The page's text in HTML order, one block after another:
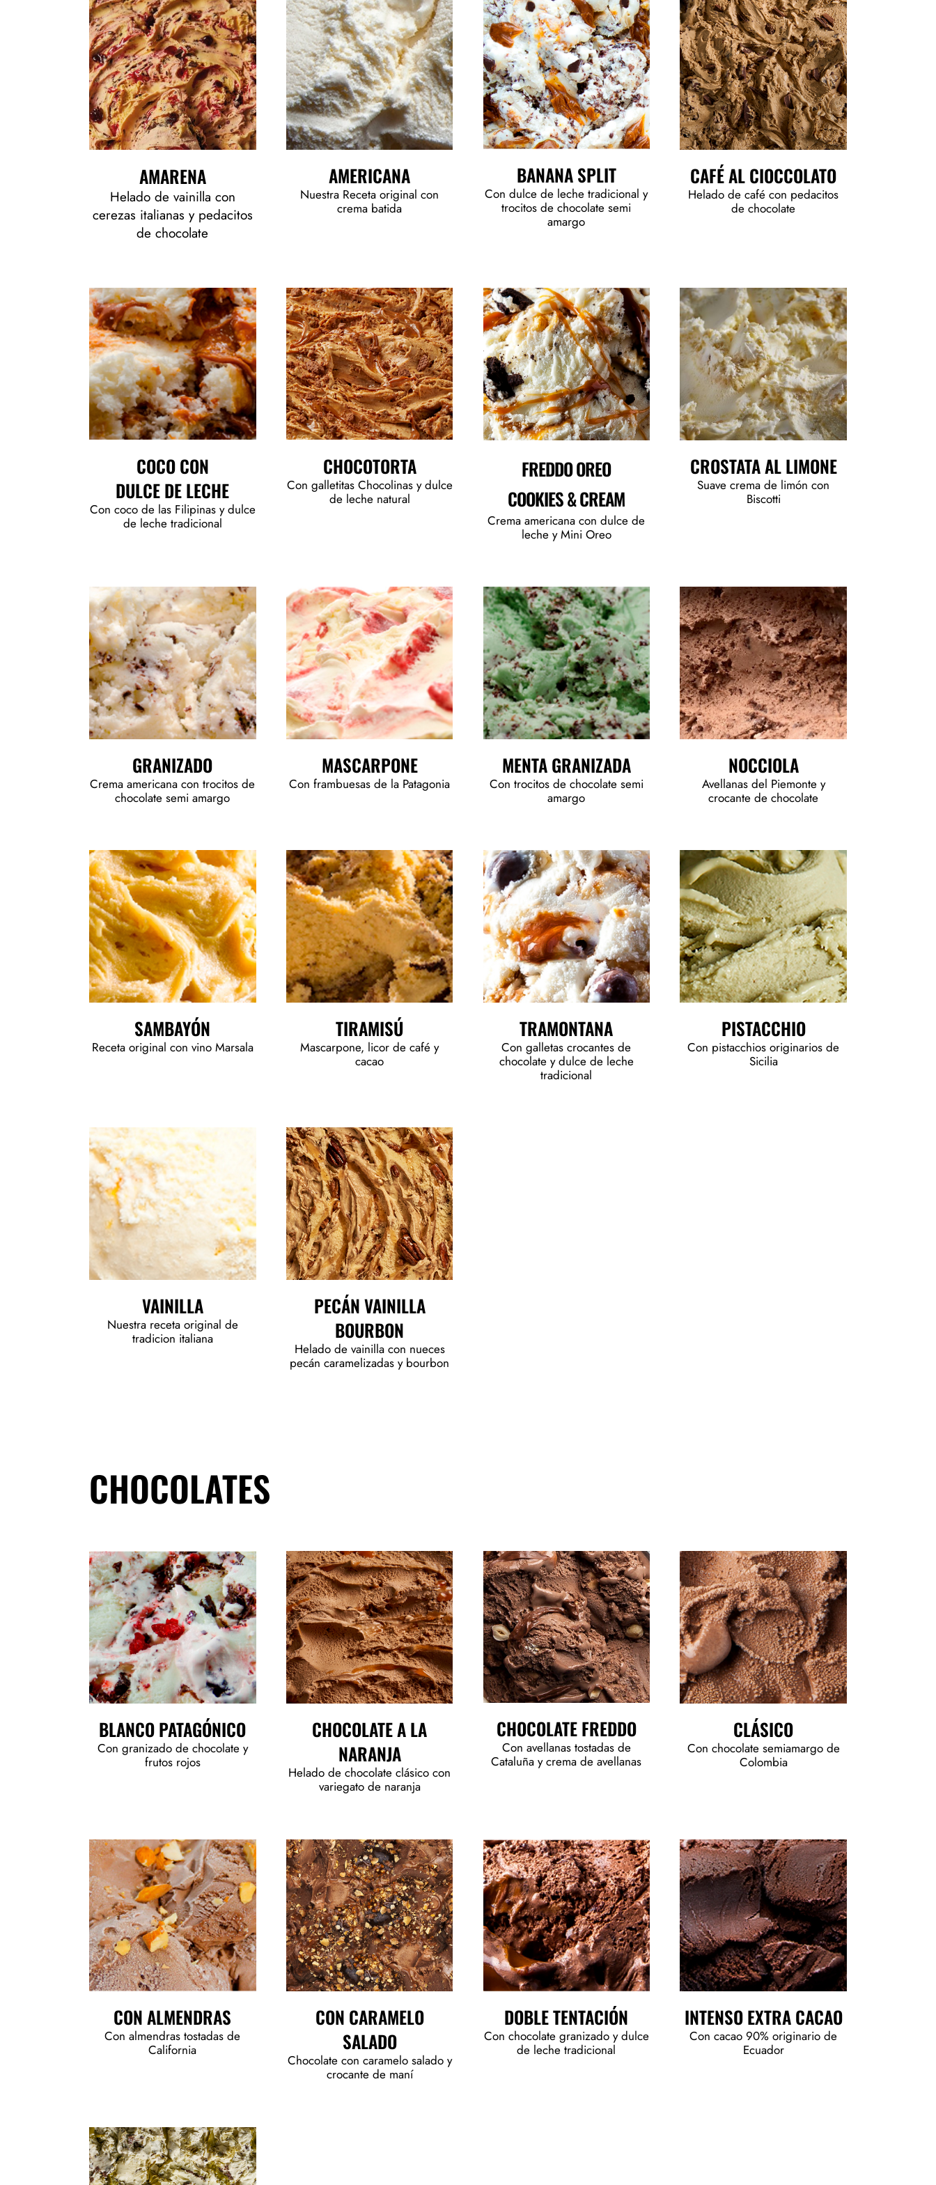
AMARENA
Helado de vainilla con
cerezas italianas y pedacitos
de chocolate
AMERICANA
Nuestra Receta original con
crema batida
BANANA SPLIT
Con dulce de leche tradicional y
trocitos de chocolate semi
amargo
CAFÉ AL CIOCCOLATO
Helado de café con pedacitos
de chocolate
COCO CON
DULCE DE LECHE
Con coco de las Filipinas y dulce
de leche tradicional
CHOCOTORTA
Con galletitas Chocolinas y dulce
de leche natural
FREDDO OREO
COOKIES & CREAM
Crema americana con dulce de
leche y Mini Oreo
CROSTATA AL LIMONE
Suave crema de limón con
Biscotti
GRANIZADO
Crema americana con trocitos de
chocolate semi amargo
MASCARPONE
Con frambuesas de la Patagonia
MENTA GRANIZADA
Con trocitos de chocolate semi
amargo
NOCCIOLA
Avellanas del Piemonte y
crocante de chocolate
SAMBAYÓN
Receta original con vino Marsala
TIRAMISÚ
Mascarpone, licor de café y
cacao
TRAMONTANA
Con galletas crocantes de
chocolate y dulce de leche
tradicional
PISTACCHIO
Con pistacchios originarios de
Sicilia
VAINILLA
Nuestra receta original de
tradicion italiana
PECÁN VAINILLA
BOURBON
Helado de vainilla con nueces
pecán caramelizadas y bourbon
CHOCOLATES
BLANCO PATAGÓNICO
Con granizado de chocolate y
frutos rojos
CHOCOLATE A LA
NARANJA
Helado de chocolate clásico con
variegato de naranja
CHOCOLATE FREDDO
Con avellanas tostadas de
Cataluña y crema de avellanas
CLÁSICO
Con chocolate semiamargo de
Colombia
CON ALMENDRAS
Con almendras tostadas de
California
CON CARAMELO
SALADO
Chocolate con caramelo salado y
crocante de maní
DOBLE TENTACIÓN
Con chocolate granizado y dulce
de leche tradicional
INTENSO EXTRA CACAO
Con cacao 90% originario de
Ecuador